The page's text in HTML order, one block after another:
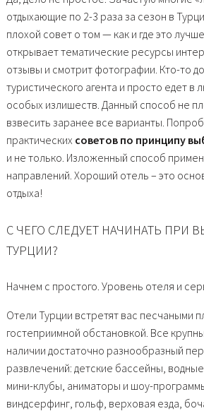
отдыхающие по 2-3 раза за сезон в
плохой совет о том — как и где это
открывает тематические ресурсы
отзывы и смотрит фотографии. Кто-то
туристического агента и просто едет в
особых излишеств. Данный способ не
взвесить заранее все варианты.
практических советов по принципу
и не только. Изложенный способ
направлений. Хороший отель – это
отдыха!
С ЧЕГО СЛЕДУЕТ НАЧИНАТЬ ПРИ
ТУРЦИИ?
Начнем с простого. Уровень отеля и
Отели Турции встретят вас песчаными
гостеприимной обстановкой. Все
наличии достаточно разнообразный
развлечений: детские бассейны, водные
мини-клубы, аниматоры и шоу-
виндсерфинг, гольф, верховая езда, боча